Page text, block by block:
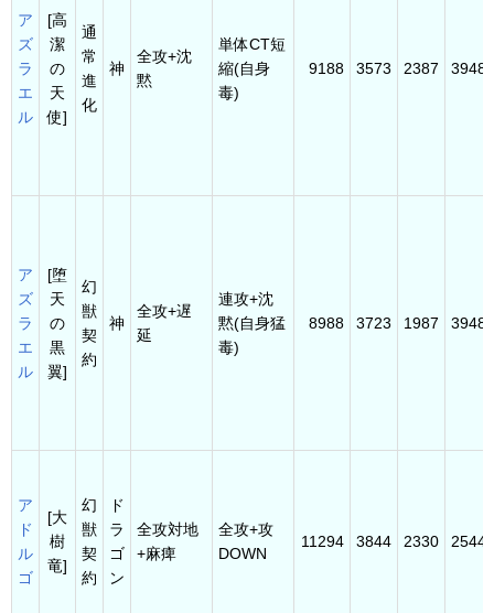
ア
ズ
ラ
エ
ル
[高
潔
の
天
使]
通
常
進
化
神
全攻+沈
黙
単体CT短
縮(自身
毒)
9188 3573 2387 3948
ア
ズ
ラ
エ
ル
[堕
天
の
黒
翼]
幻
獣
契
約
神
全攻+遅
延
連攻+沈
黙(自身猛
毒)
8988 3723 1987 3948
ア
ド
ル
ゴ
[大
樹
竜]
幻
獣
契
約
ド
ラ
ゴ
ン
全攻対地
+麻痺
全攻+攻
DOWN
11294 3844 2330 2544